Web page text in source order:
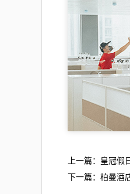
上一篇：皇冠假
下一篇：柏曼酒